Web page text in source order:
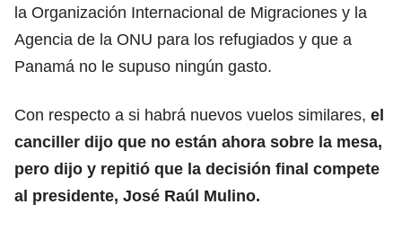
la Organización Internacional de Migraciones y la
Agencia de la ONU para los refugiados y que a
Panamá no le supuso ningún gasto.
Con respecto a si habrá nuevos vuelos similares, el
canciller dijo que no están ahora sobre la mesa,
pero dijo y repitió que la decisión final compete
al presidente, José Raúl Mulino.